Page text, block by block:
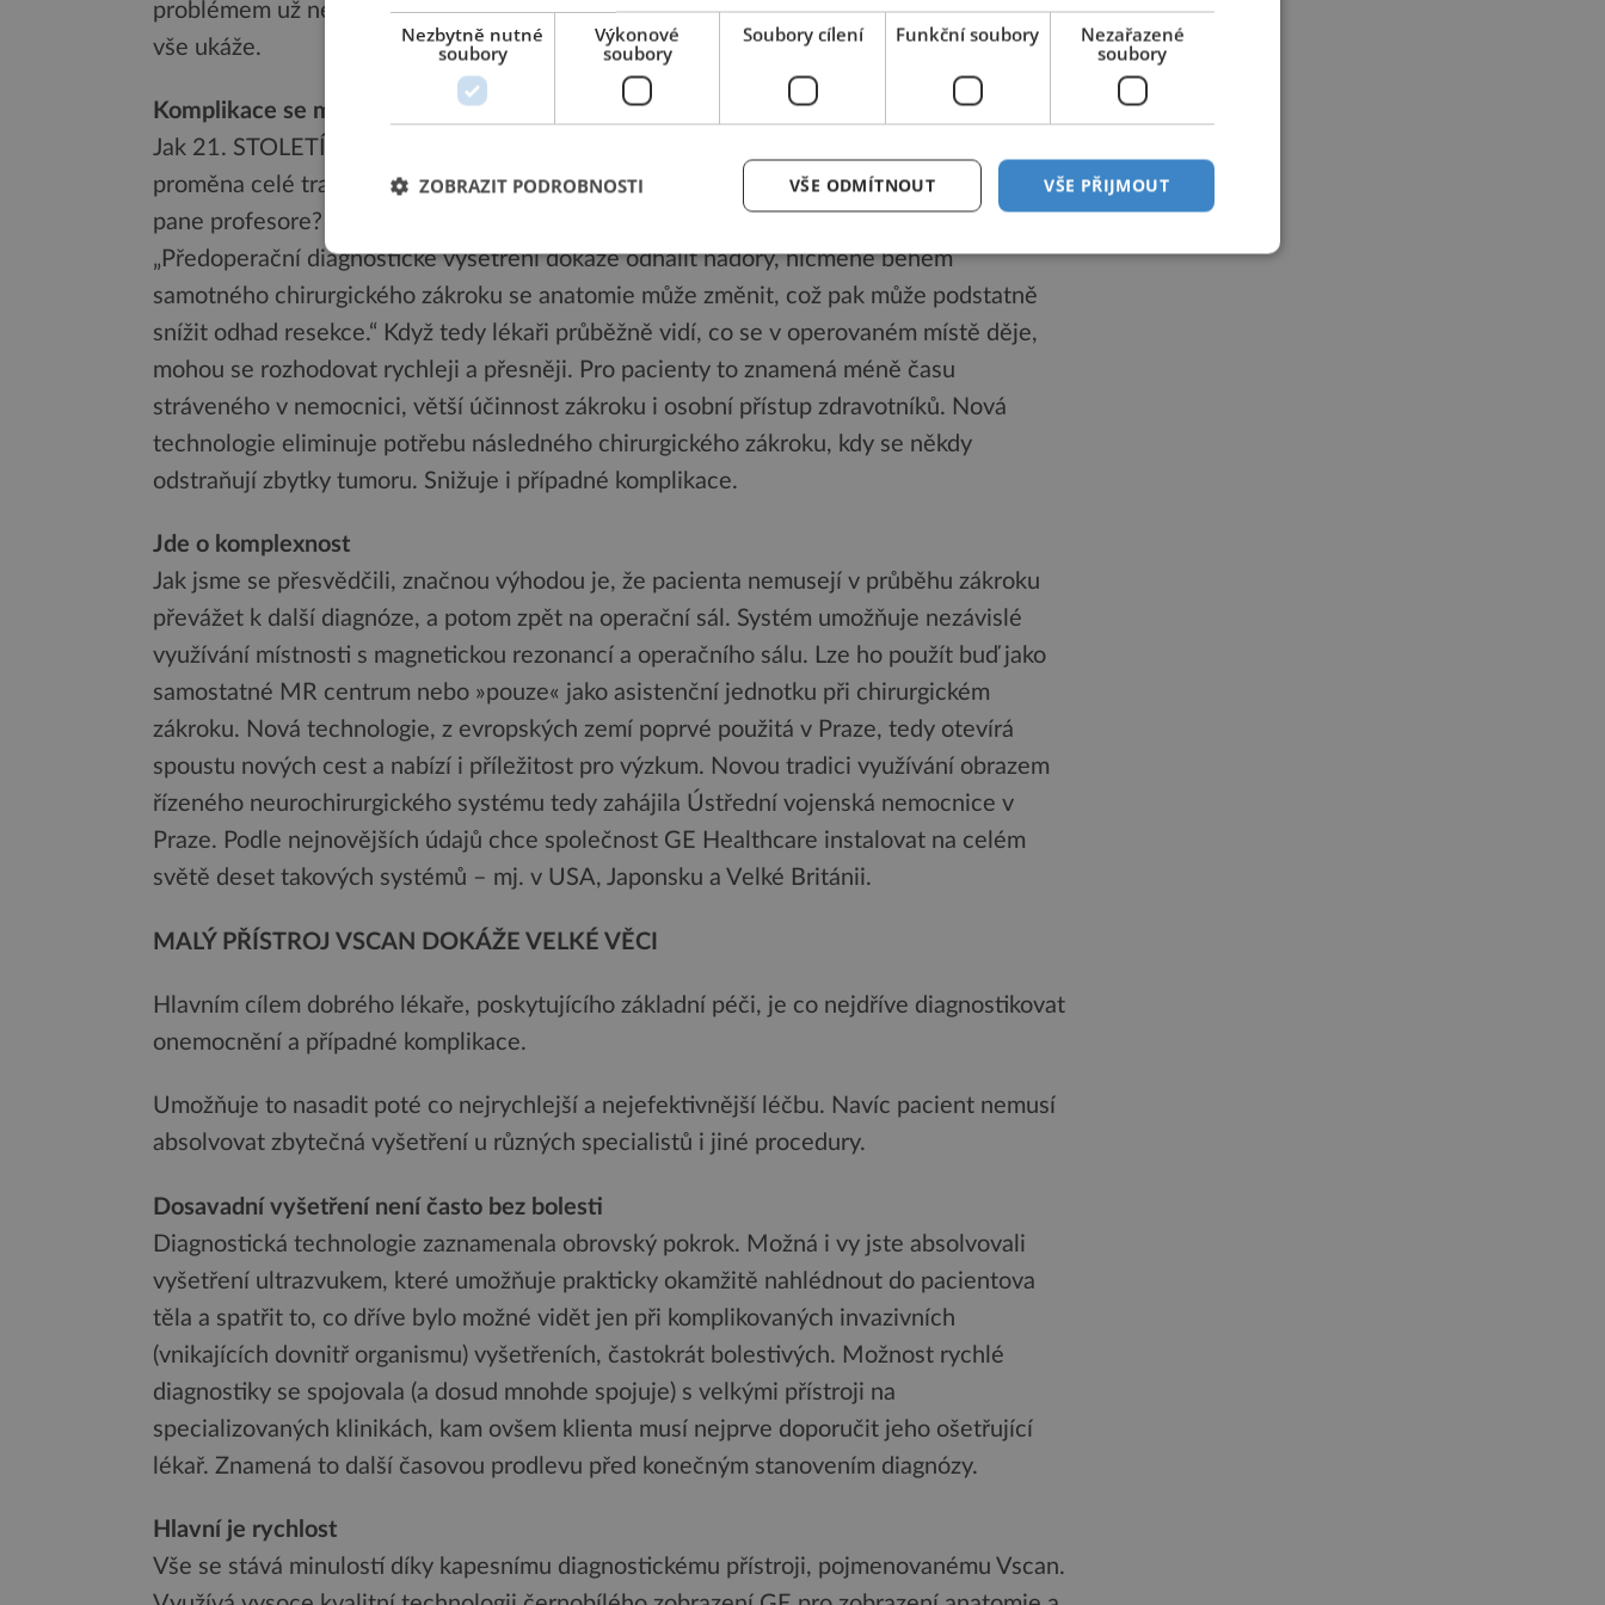
problémem už nemusejí napřed absolvovat předoperační diagnostiku, protože systém
vše ukáže.
Komplikace se minimalizují
Jak 21. STOLETÍ řekl prof. Beneš, významným důsledkem této technologie bude
proměna celé tradiční mozkové chirurgie v tzv. image guided surgery. Co to znamená,
pane profesore?
„Předoperační diagnostické vyšetření dokáže odhalit nádory, nicméně během
samotného chirurgického zákroku se anatomie může změnit, což pak může podstatně
snížit odhad resekce.“ Když tedy lékaři průběžně vidí, co se v operovaném místě děje,
mohou se rozhodovat rychleji a přesněji. Pro pacienty to znamená méně času
stráveného v nemocnici, větší účinnost zákroku i osobní přístup zdravotníků. Nová
technologie eliminuje potřebu následného chirurgického zákroku, kdy se někdy
odstraňují zbytky tumoru. Snižuje i případné komplikace.
Jde o komplexnost
Jak jsme se přesvědčili, značnou výhodou je, že pacienta nemusejí v průběhu zákroku
převážet k další diagnóze, a potom zpět na operační sál. Systém umožňuje nezávislé
využívání místnosti s magnetickou rezonancí a operačního sálu. Lze ho použít buď jako
samostatné MR centrum nebo »pouze« jako asistenční jednotku při chirurgickém
zákroku. Nová technologie, z evropských zemí poprvé použitá v Praze, tedy otevírá
spoustu nových cest a nabízí i příležitost pro výzkum. Novou tradici využívání obrazem
řízeného neurochirurgického systému tedy zahájila Ústřední vojenská nemocnice v
Praze. Podle nejnovějších údajů chce společnost GE Healthcare instalovat na celém
světě deset takových systémů – mj. v USA, Japonsku a Velké Británii.
MALÝ PŘÍSTROJ VSCAN DOKÁŽE VELKÉ VĚCI
Hlavním cílem dobrého lékaře, poskytujícího základní péči, je co nejdříve diagnostikovat
onemocnění a případné komplikace.
Umožňuje to nasadit poté co nejrychlejší a nejefektivnější léčbu. Navíc pacient nemusí
absolvovat zbytečná vyšetření u různých specialistů i jiné procedury.
Dosavadní vyšetření není často bez bolesti
Diagnostická technologie zaznamenala obrovský pokrok. Možná i vy jste absolvovali
vyšetření ultrazvukem, které umožňuje prakticky okamžitě nahlédnout do pacientova
těla a spatřit to, co dříve bylo možné vidět jen při komplikovaných invazivních
(vnikajících dovnitř organismu) vyšetřeních, častokrát bolestivých. Možnost rychlé
diagnostiky se spojovala (a dosud mnohde spojuje) s velkými přístroji na
specializovaných klinikách, kam ovšem klienta musí nejprve doporučit jeho ošetřující
lékař. Znamená to další časovou prodlevu před konečným stanovením diagnózy.
Hlavní je rychlost
Vše se stává minulostí díky kapesnímu diagnostickému přístroji, pojmenovanému Vscan.
Nezbytně nutné
soubory
Výkonové
soubory
Soubory cílení Funkční soubory
Nezařazené
soubory
VŠE PŘIJMOUT
VŠE ODMÍTNOUT
ZOBRAZIT PODROBNOSTI